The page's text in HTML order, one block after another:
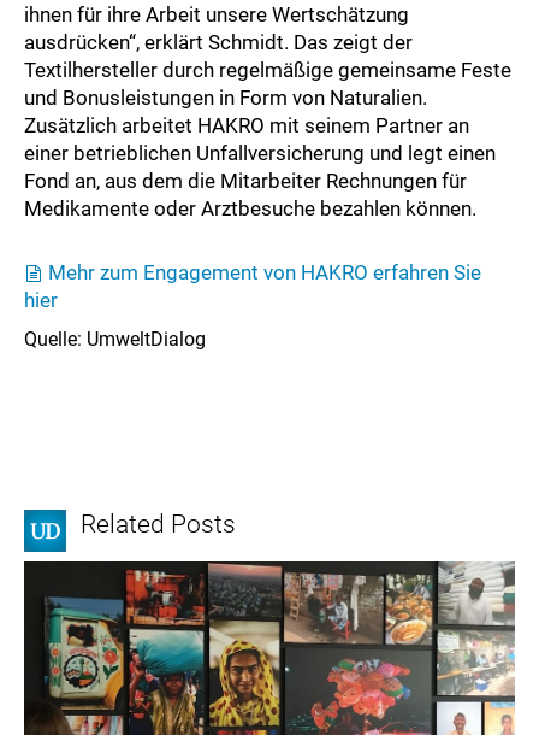
ihnen für ihre Arbeit unsere Wertschätzung
ausdrücken“, erklärt Schmidt. Das zeigt der
Textilhersteller durch regelmäßige gemeinsame Feste
und Bonusleistungen in Form von Naturalien.
Zusätzlich arbeitet HAKRO mit seinem Partner an
einer betrieblichen Unfallversicherung und legt einen
Fond an, aus dem die Mitarbeiter Rechnungen für
Medikamente oder Arztbesuche bezahlen können.
Mehr zum Engagement von HAKRO erfahren Sie
hier
Quelle: UmweltDialog
Related Posts